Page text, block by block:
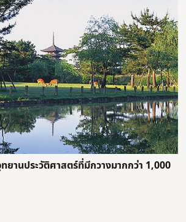
ยานประวัติศาสตร์ที่มีกวางมากกว่า 1,000